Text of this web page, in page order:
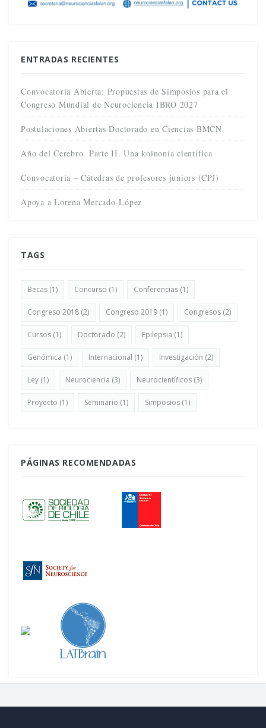
ENTRADAS RECIENTES
Convocatoria Abierta: Propuestas de Simposios para el
Congreso Mundial de Neurociencia IBRO 2027
Postulaciones Abiertas Doctorado en Ciencias BMCN
Año del Cerebro. Parte II. Una koinonía científica
Convocatoria – Cátedras de profesores juniors (CPJ)
Apoya a Lorena Mercado-López
TAGS
Becas (1) Concurso (1) Conferencias (1)
Congreso 2018 (2) Congreso 2019 (1) Congresos (2)
Cursos (1) Doctorado (2) Epilepsia (1)
Genómica (1) Internacional (1) Investigación (2)
Ley (1) Neurociencia (3) Neurocientíficos (3)
Proyecto (1) Seminario (1) Simposios (1)
PÁGINAS RECOMENDADAS